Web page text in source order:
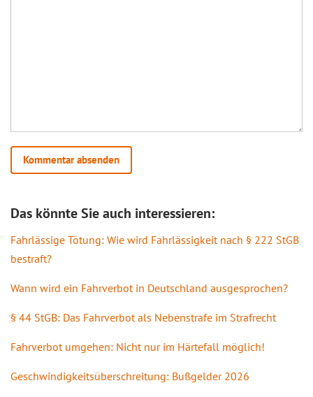
Das könnte Sie auch interessieren:
Fahrlässige Tötung: Wie wird Fahrlässigkeit nach § 222 StGB
bestraft?
Wann wird ein Fahrverbot in Deutschland ausgesprochen?
§ 44 StGB: Das Fahrverbot als Nebenstrafe im Strafrecht
Fahrverbot umgehen: Nicht nur im Härtefall möglich!
Geschwindigkeitsüberschreitung: Bußgelder 2026